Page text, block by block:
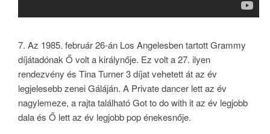
7. Az 1985. február 26-án Los Angelesben tartott Grammy
díjátadónak Ő volt a királynője. Ez volt a 27. ilyen
rendezvény és Tina Turner 3 díjat vehetett át az év
legjelesebb zenei Gáláján. A Private dancer lett az év
nagylemeze, a rajta található Got to do with it az év legjobb
dala és Ő lett az év legjobb pop énekesnője.